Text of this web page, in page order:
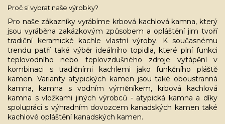
Proč si vybrat naše výrobky?
Pro naše zákazníky vyrábíme krbová kachlová kamna, který
jsou vyráběna zakázkovým způsobem a opláštění jim tvoří
tradiční keramické kachle vlastní výroby. K současnému
trendu patří také výběr ideálního topidla, které plní funkci
teplovodního nebo teplovzdušného zdroje vytápění v
kombinaci s tradičními kachlemi jako funkčního pláště
kamen. Varianty atypických kamen jsou také oboustranná
kamna, kamna s vodním výměníkem, krbová kachlová
kamna s vložkami jiných výrobců - atypická kamna a díky
spolupráci s výhradním dovozcem kanadských kamen také
kachlové opláštění kanadských kamen.